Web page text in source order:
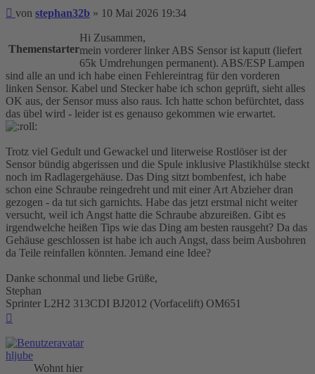
Beitrag
von stephan32b » 10 Mai 2026 19:34
Themenstarter
Hi Zusammen,
mein vorderer linker ABS Sensor ist kaputt (liefert
65k Umdrehungen permanent). ABS/ESP Lampen
sind alle an und ich habe einen Fehlereintrag für den vorderen
linken Sensor. Kabel und Stecker habe ich schon geprüft, sieht alles
OK aus, der Sensor muss also raus. Ich hatte schon befürchtet, dass
das übel wird - leider ist es genauso gekommen wie erwartet.
Trotz viel Gedult und Gewackel und literweise Rostlöser ist der
Sensor bündig abgerissen und die Spule inklusive Plastikhülse steckt
noch im Radlagergehäuse. Das Ding sitzt bombenfest, ich habe
schon eine Schraube reingedreht und mit einer Art Abzieher dran
gezogen - da tut sich garnichts. Habe das jetzt erstmal nicht weiter
versucht, weil ich Angst hatte die Schraube abzureißen. Gibt es
irgendwelche heißen Tips wie das Ding am besten rausgeht? Da das
Gehäuse geschlossen ist habe ich auch Angst, dass beim Ausbohren
da Teile reinfallen könnten. Jemand eine Idee?
Danke schonmal und liebe Grüße,
Stephan
Sprinter L2H2 313CDI BJ2012 (Vorfacelift) OM651
hljube
Wohnt hier